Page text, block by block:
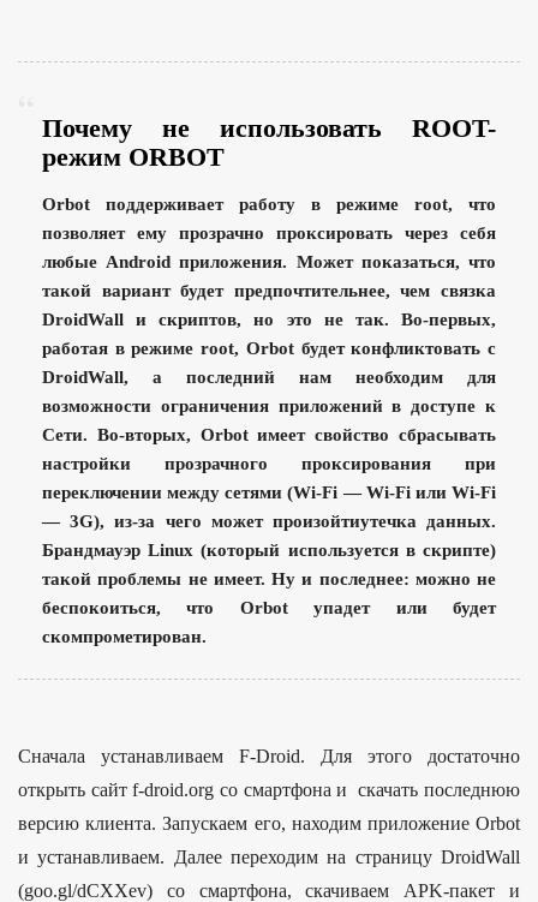
Почему не использовать ROOT-
режим ORBOT
Orbot поддерживает работу в режиме root, что
позволяет ему прозрачно проксировать через себя
любые Android приложения. Может показаться, что
такой вариант будет предпочтительнее, чем связка
DroidWall и скриптов, но это не так. Во-первых,
работая в режиме root, Orbot будет конфликтовать с
DroidWall, а последний нам необходим для
возможности ограничения приложений в доступе к
Сети. Во-вторых, Orbot имеет свойство сбрасывать
настройки прозрачного проксирования при
переключении между сетями (Wi-Fi — Wi-Fi или Wi-Fi
— 3G), из-за чего может произойтиутечка данных.
Брандмауэр Linux (который используется в скрипте)
такой проблемы не имеет. Ну и последнее: можно не
беспокоиться, что Orbot упадет или будет
скомпрометирован.
Сначала устанавливаем F-Droid. Для этого достаточно
открыть сайт f-droid.org со смартфона и скачать последнюю
версию клиента. Запускаем его, находим приложение Orbot
и устанавливаем. Далее переходим на страницу DroidWall
(goo.gl/dCXXev) со смартфона, скачиваем APK-пакет и